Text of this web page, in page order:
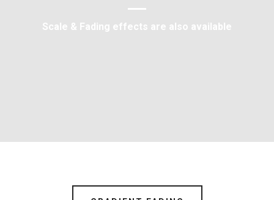
Scale & Fading effects are also available